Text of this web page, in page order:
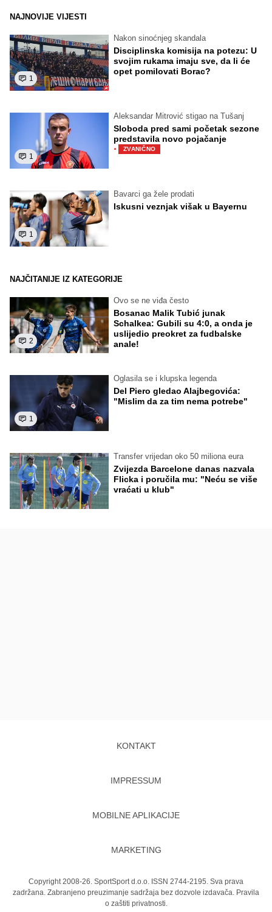
NAJNOVIJE VIJESTI
1
Nakon sinoćnjeg skandala
Disciplinska komisija na potezu: U
svojim rukama imaju sve, da li će
opet pomilovati Borac?
1
Aleksandar Mitrović stigao na Tušanj
Sloboda pred sami početak sezone
predstavila novo pojačanje
· ZVANIČNO
1
Bavarci ga žele prodati
Iskusni veznjak višak u Bayernu
NAJČITANIJE IZ KATEGORIJE
2
Ovo se ne viđa često
Bosanac Malik Tubić junak
Schalkea: Gubili su 4:0, a onda je
uslijedio preokret za fudbalske
anale!
1
Oglasila se i klupska legenda
Del Piero gledao Alajbegovića:
"Mislim da za tim nema potrebe"
Transfer vrijedan oko 50 miliona eura
Zvijezda Barcelone danas nazvala
Flicka i poručila mu: "Neću se više
vraćati u klub"
KONTAKT
IMPRESSUM
MOBILNE APLIKACIJE
MARKETING
Copyright 2008-26. SportSport d.o.o. ISSN 2744-2195. Sva prava
zadržana. Zabranjeno preuzimanje sadržaja bez dozvole izdavača. Pravila
o zaštiti privatnosti.